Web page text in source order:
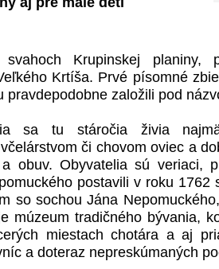
Krupinskej planiny,
Krtíša. Prvé písomné
pravdepodobne založili pod
sa tu stáročia živia najmä
či chovom oviec a
obuv. Obyvatelia sú veriaci,
postavili v roku 1762
so sochou Jána
múzeum tradičného bývania,
miestach chotára a aj
a doteraz nepreskúmaných